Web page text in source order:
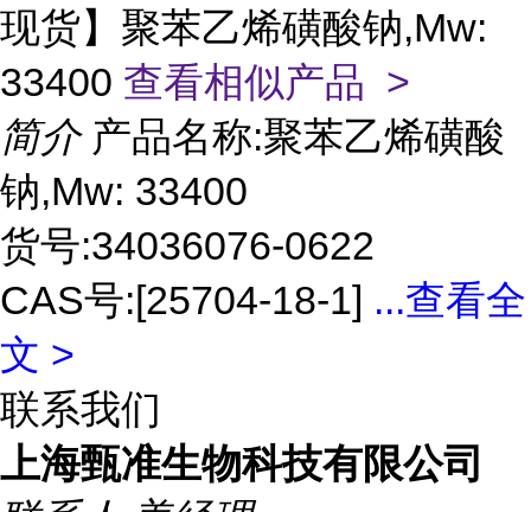
现货】聚苯乙烯磺酸钠,Mw:
33400 查看相似产品 >
简介 产品名称:聚苯乙烯磺酸
钠,Mw: 33400
货号:34036076-0622
CAS号:[25704-18-1] ...查看全
文 >
联系我们
上海甄准生物科技有限公司